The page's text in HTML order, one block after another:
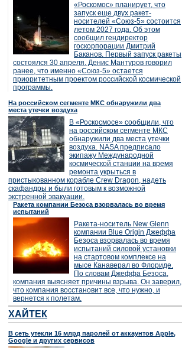
«Роскомос» планирует, что
запуск еще двух ракет-
носителей «Союз-5» состоится
летом 2027 года. Об этом
сообщил гендиректор
госкорпорации Дмитрий
Баканов. Первый запуск ракеты
состоялся 30 апреля. Денис Мантуров говорил
ранее, что именно «Союз-5» остается
приоритетным проектом российской космической
программы.
На российском сегменте МКС обнаружили два
места утечки воздуха
В «Роскосмосе» сообщили, что
на российском сегменте МКС
обнаружили два места утечки
воздуха. NASA предписало
экипажу Международной
космической станции на время
ремонта укрыться в
пристыкованном корабле Crew Dragon, надеть
скафандры и были готовым к возможной
экстренной эвакуации.
Ракета компании Безоса взорвалась во время
испытаний
Ракета-носитель New Glenn
компании Blue Origin Джеффа
Безоса взорвалась во время
испытаний силовой установки
на стартовом комплексе на
мысе Канаверал во Флориде.
По словам Джеффа Безоса,
компания выясняет причины взрыва. Он заверил,
что компания восстановит все, что нужно, и
вернется к полетам.
ХАЙТЕК
В сеть утекли 16 млрд паролей от аккаунтов Apple,
Google и других сервисов